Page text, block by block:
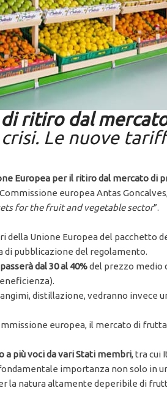
ritiro dal
Le nuove
Europea per il ritiro dal mercato
europea Antas
for the fruit and vegetable sector”.
della Unione Europea del pacchetto
di pubblicazione del regolamento.
dal 30 al 40%del prezzo medio
distillazione, vedranno invece
europea, il mercato di
più voci da vari Stati membri, tra cui
importanza non solo in
la natura altamente deperibile di